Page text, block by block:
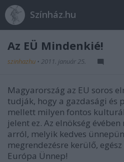
Színház.hu
Az EÜ Mindenkié!
szinhazhu • 2011. január 25.
Magyarország az EU soros
tudják, hogy a gazdasági
mellett milyen fontos
jelent ez. Az elnökség
arról, melyik kedves
megrendezésre kerülő,
Európa Ünnep!